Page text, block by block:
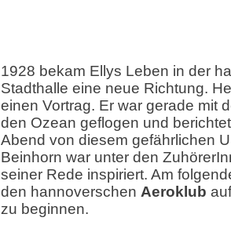
1928 bekam Ellys Leben in der
Stadthalle eine neue Richtung.
einen Vortrag. Er war gerade mit
den Ozean geflogen und
Abend von diesem gefährlichen
Beinhorn war unter den
seiner Rede inspiriert. Am
den hannoverschen Aeroklub
zu beginnen.